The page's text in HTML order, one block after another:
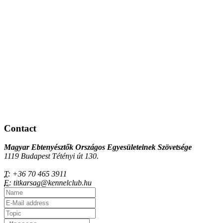
Contact
Magyar Ebtenyésztők Országos Egyesületeinek Szövetsége
1119 Budapest Tétényi út 130.
T: +36 70 465 3911
E: titkarsag@kennelclub.hu